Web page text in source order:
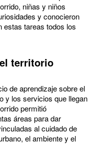
niñas y niños
y conocieron
estas tareas todos los
territorio
de aprendizaje sobre el
y los servicios que llegan
permitió
áreas para dar
al cuidado de
el ambiente y el